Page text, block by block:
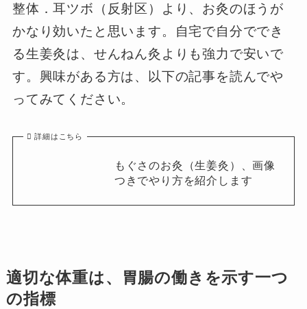
整体．耳ツボ（反射区）より、お灸のほうが
かなり効いたと思います。自宅で自分ででき
る生姜灸は、せんねん灸よりも強力で安いで
す。興味がある方は、以下の記事を読んでや
ってみてください。
詳細はこちら
もぐさのお灸（生姜灸）、画像
つきでやり方を紹介します
適切な体重は、胃腸の働きを示す一つ
の指標